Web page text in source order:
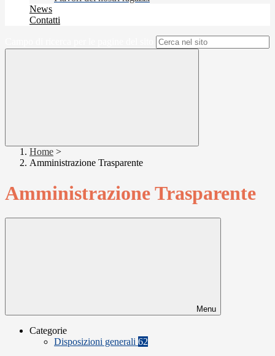
News
Contatti
Home >
Amministrazione Trasparente
Amministrazione Trasparente
Menu
Categorie
Disposizioni generali 62